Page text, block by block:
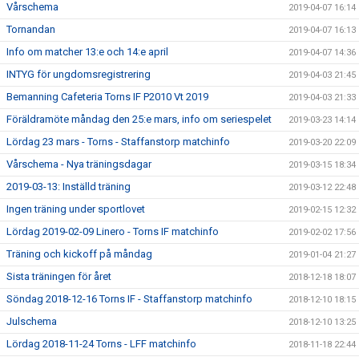
Vårschema 2019-04-07 16:14
Tornandan 2019-04-07 16:13
Info om matcher 13:e och 14:e april 2019-04-07 14:36
INTYG för ungdomsregistrering 2019-04-03 21:45
Bemanning Cafeteria Torns IF P2010 Vt 2019 2019-04-03 21:33
Föräldramöte måndag den 25:e mars, info om seriespelet 2019-03-23 14:14
Lördag 23 mars - Torns - Staffanstorp matchinfo 2019-03-20 22:09
Vårschema - Nya träningsdagar 2019-03-15 18:34
2019-03-13: Inställd träning 2019-03-12 22:48
Ingen träning under sportlovet 2019-02-15 12:32
Lördag 2019-02-09 Linero - Torns IF matchinfo 2019-02-02 17:56
Träning och kickoff på måndag 2019-01-04 21:27
Sista träningen för året 2018-12-18 18:07
Söndag 2018-12-16 Torns IF - Staffanstorp matchinfo 2018-12-10 18:15
Julschema 2018-12-10 13:25
Lördag 2018-11-24 Torns - LFF matchinfo 2018-11-18 22:44